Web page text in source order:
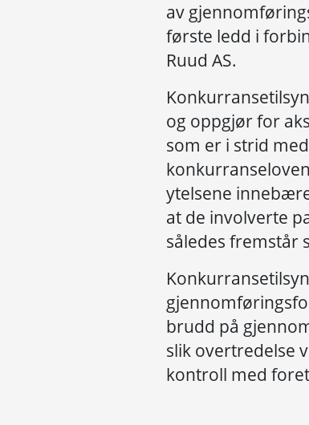
av
første ledd i
Ruud AS.
og oppgjør for
som er i strid
ytelsene
at de involverte
således fremstår
brudd på
slik overtredelse
kontroll med